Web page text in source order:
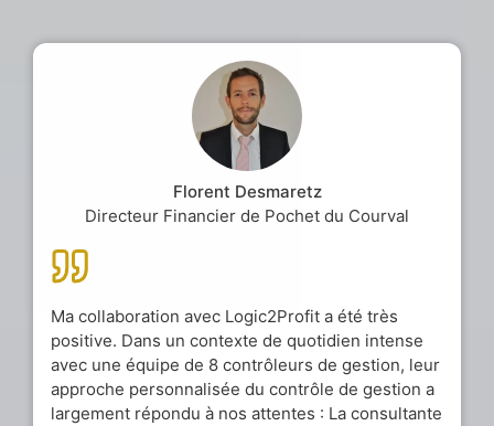
Florent Desmaretz
Directeur Financier de Pochet du Courval
Ma collaboration avec Logic2Profit a été très
positive. Dans un contexte de quotidien intense
avec une équipe de 8 contrôleurs de gestion, leur
approche personnalisée du contrôle de gestion a
largement répondu à nos attentes : La consultante